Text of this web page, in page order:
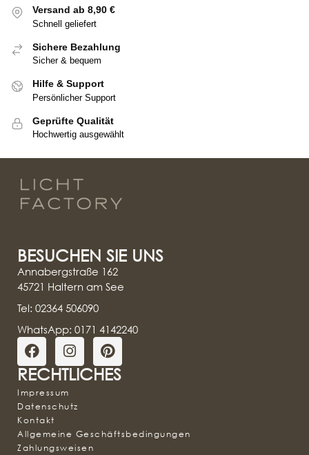
Versand ab 8,90 €
Schnell geliefert
Sichere Bezahlung
Sicher & bequem
Hilfe & Support
Persönlicher Support
Geprüfte Qualität
Hochwertig ausgewählt
BESUCHEN SIE UNS
Annabergstraße 162
45721 Haltern am See
Tel: 02364 506090
WhatsApp: 0171 4142240
RECHTLICHES
Impressum
Datenschutz
Kontakt
Allgemeine Geschäftsbedingungen
Zahlungsweisen